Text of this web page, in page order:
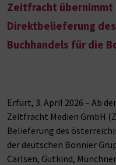
Zeitfracht übernimmt
Direktbelieferung
Buchhandels für die
Erfurt, 3. April 2026 – Ab
Zeitfracht Medien GmbH
Belieferung des
der deutschen Bonnier
Carlsen, Gutkind,